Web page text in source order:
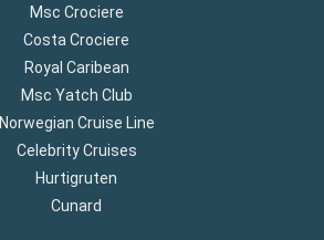
Msc Crociere
Costa Crociere
Royal Caribean
Msc Yatch Club
Norwegian Cruise Line
Celebrity Cruises
Hurtigruten
Cunard